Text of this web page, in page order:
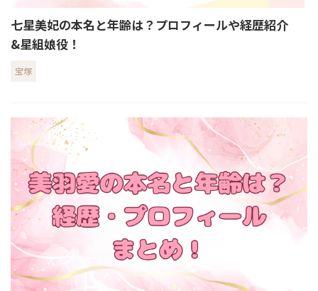
七星美妃の本名と年齢は？プロフィールや経歴紹介
&星組娘役！
宝塚